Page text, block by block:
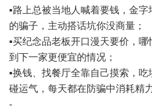
▪️路上总被当地人喊着要钱，金
的骗子，主动搭话坑你没商量；
▪️买纪念品老板开口漫天要价，
到下一家更便宜的情况；
▪️换钱、找餐厅全靠自己摸索，
碰运气，每天都在防骗中消耗精力
-